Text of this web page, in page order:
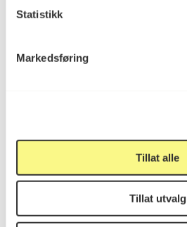
Statistikk
Markedsføring
Tillat alle
Tillat utvalg
Victoria Terrasse 11
0251 Oslo
Viktig info
Utbetaling og fakturering
Om opphavsrett